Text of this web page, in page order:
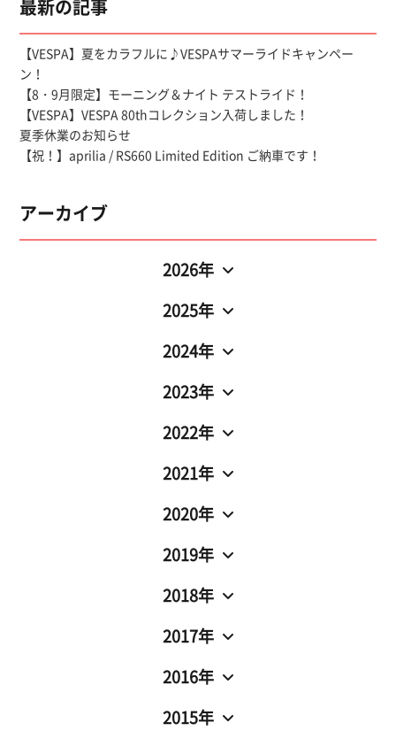
最新の記事
【VESPA】夏をカラフルに♪VESPAサマーライドキャンペー
ン！
【8・9月限定】モーニング＆ナイト テストライド！
【VESPA】VESPA 80thコレクション入荷しました！
夏季休業のお知らせ
【祝！】aprilia / RS660 Limited Edition ご納車です！
アーカイブ
2026年
2025年
2024年
2023年
2022年
2021年
2020年
2019年
2018年
2017年
2016年
2015年